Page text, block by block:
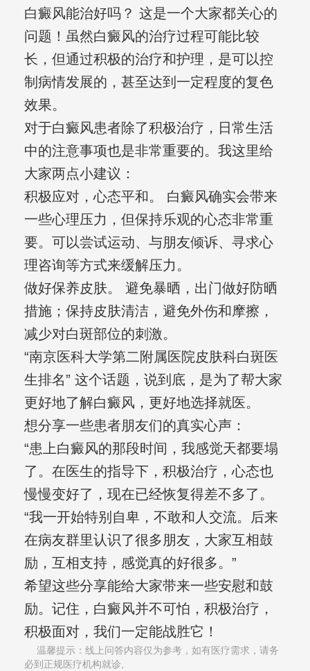
白癜风能治好吗？ 这是一个大家都关心的
问题！虽然白癜风的治疗过程可能比较
长，但通过积极的治疗和护理，是可以控
制病情发展的，甚至达到一定程度的复色
效果。
对于白癜风患者除了积极治疗，日常生活
中的注意事项也是非常重要的。我这里给
大家两点小建议：
积极应对，心态平和。 白癜风确实会带来
一些心理压力，但保持乐观的心态非常重
要。可以尝试运动、与朋友倾诉、寻求心
理咨询等方式来缓解压力。
做好保养皮肤。 避免暴晒，出门做好防晒
措施；保持皮肤清洁，避免外伤和摩擦，
减少对白斑部位的刺激。
“南京医科大学第二附属医院皮肤科白斑医
生排名” 这个话题，说到底，是为了帮大家
更好地了解白癜风，更好地选择就医。
想分享一些患者朋友们的真实心声：
“患上白癜风的那段时间，我感觉天都要塌
了。在医生的指导下，积极治疗，心态也
慢慢变好了，现在已经恢复得差不多了。
“我一开始特别自卑，不敢和人交流。后来
在病友群里认识了很多朋友，大家互相鼓
励，互相支持，感觉真的好很多。”
希望这些分享能给大家带来一些安慰和鼓
励。记住，白癜风并不可怕，积极治疗，
积极面对，我们一定能战胜它！
温馨提示：线上问答内容仅为参考，如有医疗需求，请务
必到正规医疗机构就诊,